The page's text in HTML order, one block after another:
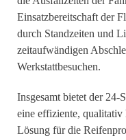
Einsatzbereitschaft der
durch Standzeiten und
zeitaufwändigen
Werkstattbesuchen.
Insgesamt bietet der
eine effiziente,
Lösung für die